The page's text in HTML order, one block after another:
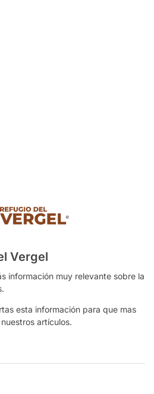
Vergel
información muy relevante sobre la
esta información para que mas
artículos.